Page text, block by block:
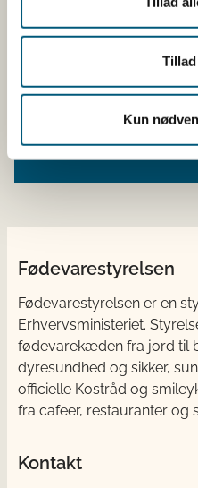
Kun
Lovstof
Kemiske
Desinfektionsmidler
Pesticidrester i
Fødevarestyrelsen
Fødevarestyrelsen er en
Erhvervsministeriet.
fødevarekæden fra jord til
dyresundhed og sikker,
officielle Kostråd og
fra cafeer, restauranter og
Kontakt